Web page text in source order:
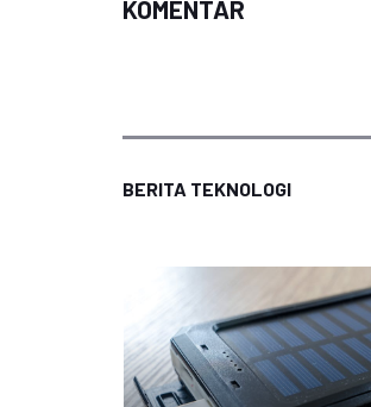
KOMENTAR
BERITA TEKNOLOGI